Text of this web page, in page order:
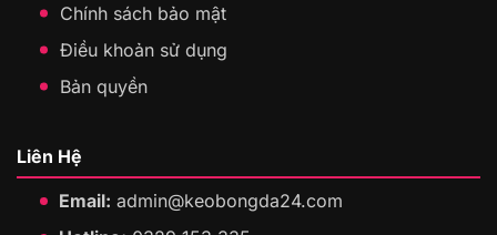
Chính sách bảo mật
Điều khoản sử dụng
Bản quyền
Liên Hệ
Email: admin@keobongda24.com